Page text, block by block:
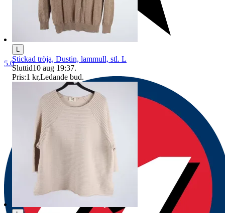
5.0
L
Stickad tröja, Dustin, lammull, stl. L
Sluttid10 aug 19:37.
Pris:1 kr,Ledande bud.